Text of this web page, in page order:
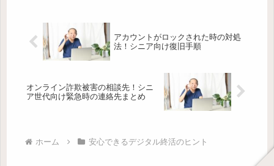
アカウントがロックされた時の対処
法！シニア向け復旧手順
オンライン詐欺被害の相談先！シニ
ア世代向け緊急時の連絡先まとめ
ホーム 安心できるデジタル終活のヒント